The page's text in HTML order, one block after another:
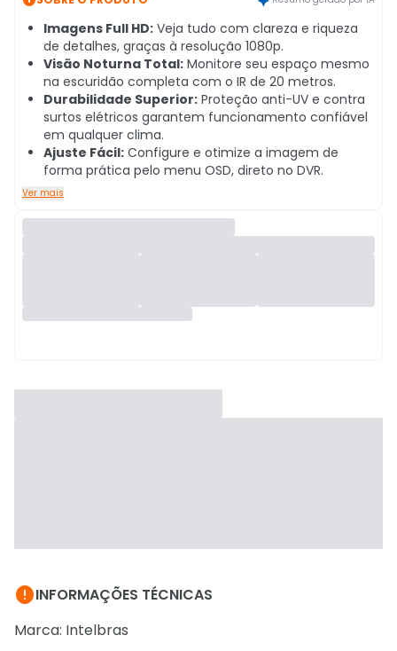
Imagens Full HD: Veja tudo com clareza e riqueza
de detalhes, graças à resolução 1080p.
Visão Noturna Total: Monitore seu espaço mesmo
na escuridão completa com o IR de 20 metros.
Durabilidade Superior: Proteção anti-UV e contra
surtos elétricos garantem funcionamento confiável
em qualquer clima.
Ajuste Fácil: Configure e otimize a imagem de
forma prática pelo menu OSD, direto no DVR.
Ver mais
INFORMAÇÕES TÉCNICAS
Marca: Intelbras